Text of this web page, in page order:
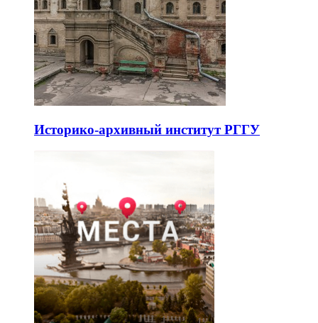
Историко-архивный институт РГГУ